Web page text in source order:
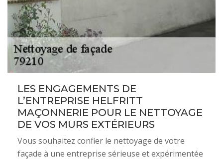
LES ENGAGEMENTS DE
L’ENTREPRISE HELFRITT
MAÇONNERIE POUR LE NETTOYAGE
DE VOS MURS EXTÉRIEURS
Vous souhaitez confier le nettoyage de votre
façade à une entreprise sérieuse et expérimentée